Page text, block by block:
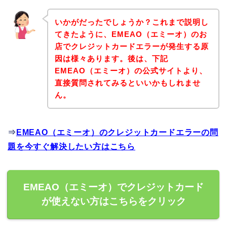
いかがだったでしょうか？これまで説明し
てきたように、EMEAO（エミーオ）のお
店でクレジットカードエラーが発生する原
因は様々あります。後は、下記
EMEAO（エミーオ）の公式サイトより、
直接質問されてみるといいかもしれませ
ん。
⇒ EMEAO（エミーオ）のクレジットカードエラーの問
題を今すぐ解決したい方はこちら
EMEAO（エミーオ）でクレジットカード
が使えない方はこちらをクリック